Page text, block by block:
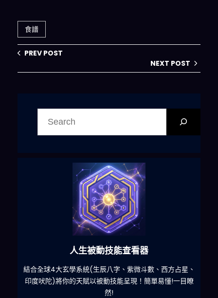
食譜
PREV POST
NEXT POST
人生被動技能查看器
結合全球4大玄學系統(生辰八字、紫微斗數、西方占星、
印度吠陀)將你的天賦以被動技能呈現！簡單易懂!一目瞭
然!